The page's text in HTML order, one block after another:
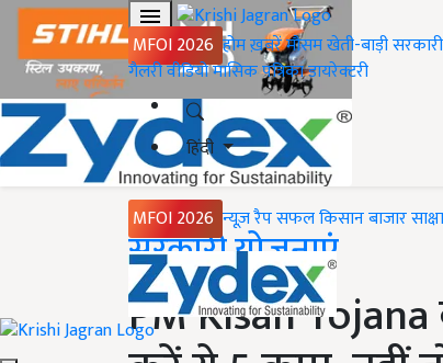
MFOI 2026 होमख़बरेंमौसमखेती-बाड़ी
गैलरीवीडियोमासिक पत्रिकाडायरेक्टरी
हिंदी
MFOI 2026 न्यूज़ रैपसफल किसानबाजार
Home
सरकारी योजनाएं
PM Kisan